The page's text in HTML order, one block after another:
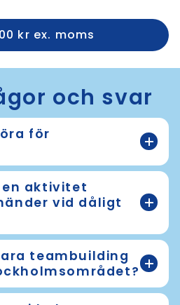
kr ex. moms
och svar
för
en aktivitet
vid dåligt
teambuilding